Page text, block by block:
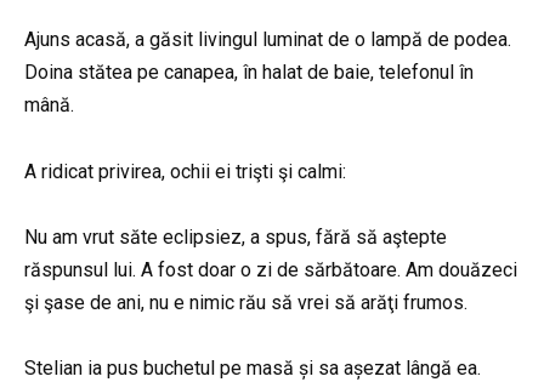
Ajuns acasă, a găsit livingul luminat de o lampă de podea.
Doina stătea pe canapea, în halat de baie, telefonul în
mână.
A ridicat privirea, ochii ei trişti şi calmi:
Nu am vrut săte eclipsiez, a spus, fără să aştepte
răspunsul lui. A fost doar o zi de sărbătoare. Am douăzeci
şi şase de ani, nu e nimic rău să vrei să arăţi frumos.
Stelian ia pus buchetul pe masă și sa așezat lângă ea.